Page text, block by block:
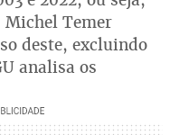
Michel Temer
deste, excluindo
analisa os